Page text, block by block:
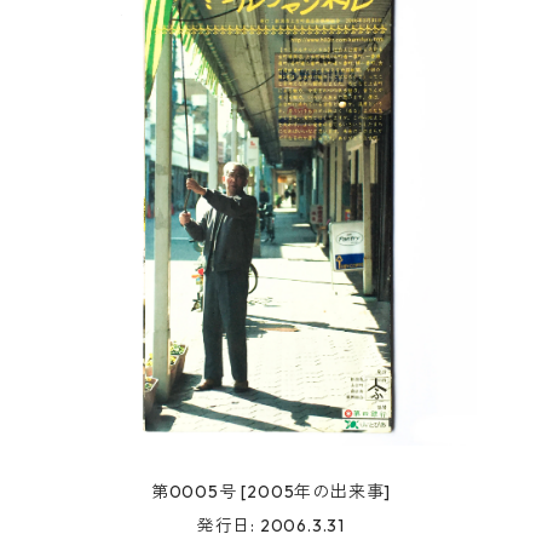
第0005号 [2005年の出来事]
発行日: 2006.3.31